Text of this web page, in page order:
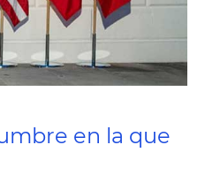
en la que